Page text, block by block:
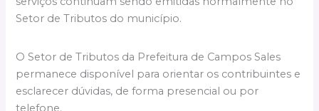
Setor de Tributos do município.
O Setor de Tributos da Prefeitura de Campos Sales
permanece disponível para orientar os contribuintes e
esclarecer dúvidas, de forma presencial ou por
telefone.